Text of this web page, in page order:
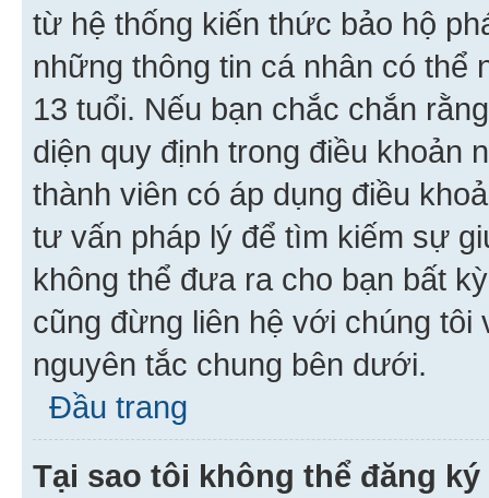
từ hệ thống kiến thức bảo hộ
những thông tin cá nhân có thể
13 tuổi. Nếu bạn chắc chắn
diện quy định trong điều khoản
thành viên có áp dụng điều
tư vấn pháp lý để tìm kiếm sự
không thể đưa ra cho bạn bất
cũng đừng liên hệ với chúng
nguyên tắc chung bên dưới.
Đầu trang
Tại sao tôi không thể đăng